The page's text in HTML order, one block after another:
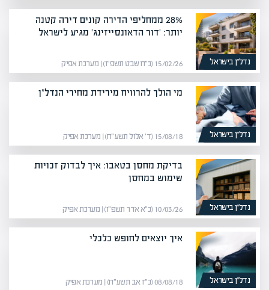
נדל”ן בישראל
28% ממחליפי הדירה קונים דירה קטנה
יותר: 'דור הדאונסייזינג' מגיע לישראל
15/02/26 (כ״ח שבט תשפ״ו) | מערכת אפיק
נדל”ן בישראל
מי הולך להרוויח מירידת מחירי הנדל"ן
15/08/18 (ד׳ אלול תשע״ח) | מערכת אפיק
נדל”ן בישראל
בדיקת מחסן בטאבו: איך לבדוק זכויות
שימוש במחסן
10/03/26 (כ״א אדר תשפ״ו) | מערכת אפיק
נדל”ן בישראל
איך יוצאים לחופש כלכלי
08/08/18 (כ״ז אב תשע״ח) | מערכת אפיק